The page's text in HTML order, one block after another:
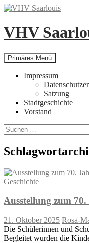
Zum
springen
VHV
Suchen
Primäres Menü
Impressum
Satzung
Stadtgeschichte
Vorstand
Suchen
nach:
Geschichte
Ausstellung zum
21. Oktober 2025 Rosa-
Die Schülerinnen und
Begleitet wurden die